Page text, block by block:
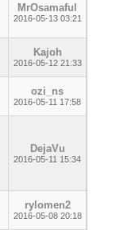
MrOsamaful
2016-05-13 03:21
Kajoh
2016-05-12 21:33
ozi_ns
2016-05-11 17:58
DejaVu
2016-05-11 15:34
rylomen2
2016-05-08 20:18